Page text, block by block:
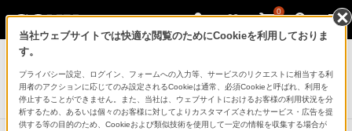
0
デジタル一眼カメラ α（アルファ）
電波式ワイヤレスレシーバー
FA-WRR1
当社ウェブサイトでは快適な閲覧のためにCookieを利用しておりま
す。
プライバシー設定、ログイン、フォームへの入力等、サービスのリクエストに相当する利
用者のアクションに応じてのみ設定されるCookieは通常、必須Cookieと呼ばれ、利用を
停止することができません。また、当社は、ウェブサイトにおけるお客様の利用状況を分
析するため、あるいは個々のお客様に対してよりカスタマイズされたサービス・広告を提
供する等の目的のため、Cookieおよび類似技術を使用して一定の情報を収集する場合が